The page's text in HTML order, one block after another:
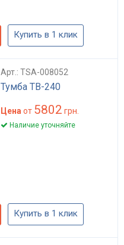
Купить в 1 клик
Арт.: TSA-008052
Тумба ТВ-240
Цена от 5802 грн.
Наличие уточняйте
Купить в 1 клик